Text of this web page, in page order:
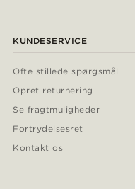
KUNDESERVICE
Ofte stillede spørgsmål
Opret returnering
Se fragtmuligheder
Fortrydelsesret
Kontakt os